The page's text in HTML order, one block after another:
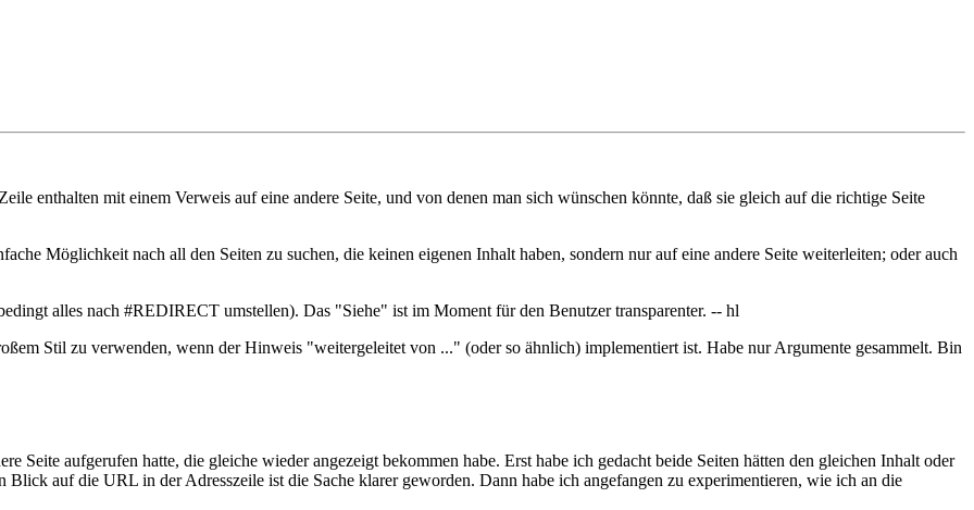
enthalten mit einem Verweis auf eine andere Seite, und von denen man sich wünschen könnte, daß sie gleich auf die richtige Seite
Möglichkeit nach all den Seiten zu suchen, die keinen eigenen Inhalt haben, sondern nur auf eine andere Seite weiterleiten; oder auch
alles nach #REDIRECT umstellen). Das "Siehe" ist im Moment für den Benutzer transparenter. -- hl
Stil zu verwenden, wenn der Hinweis "weitergeleitet von ..." (oder so ähnlich) implementiert ist. Habe nur Argumente gesammelt. Bin
Seite aufgerufen hatte, die gleiche wieder angezeigt bekommen habe. Erst habe ich gedacht beide Seiten hätten den gleichen Inhalt oder
auf die URL in der Adresszeile ist die Sache klarer geworden. Dann habe ich angefangen zu experimentieren, wie ich an die